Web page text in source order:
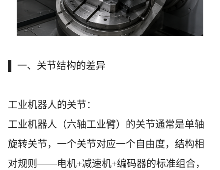
▌ 一、关节结构的差异
工业机器人的关节：
工业机器人（六轴工业臂）的关节通常是单轴
旋转关节，一个关节对应一个自由度，结构相
对规则——电机+减速机+编码器的标准组合，